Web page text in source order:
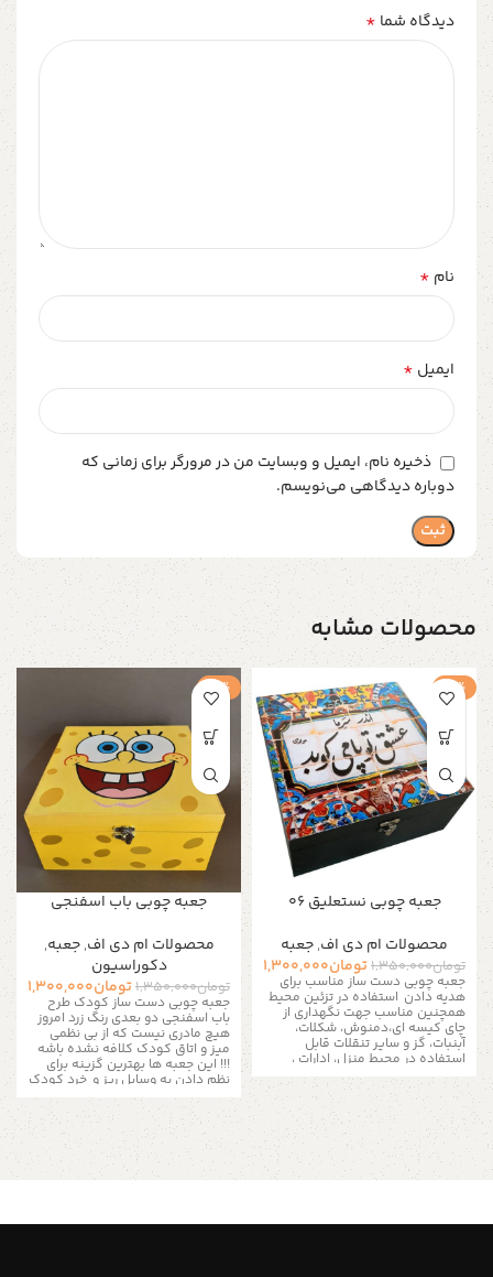
دیدگاه شما *
نام *
ایمیل *
ذخیره نام، ایمیل و وبسایت من در مرورگر برای زمانی که
دوباره دیدگاهی می‌نویسم.
محصولات مشابه
-4%
جعبه چوبی نستعلیق 06
محصولات ام دی اف,جعبه
تومان1,350,000تومان1,300,000
جعبه چوبی دست ساز مناسب برای
هدیه دادن استفاده در تزئین محیط
همچنین مناسب جهت نگهداری از
چای کیسه ای،دمنوش، شکلات،
آبنبات، گز و سایر تنقلات قابل
استفاده در محیط منزل، ادارات ،
کافی شاپ ها و مناسب برای نظم
دادن به زیور آلات و لوازم ریز است
به دلیل سایز بزرگ تمامی
سینی ها و جعبه ها فقط به
صورت پس کرایه و از طریق
تیپاکس ارسال می شود
های رسمی و کاری نیز بسیار کاربرد
-4%
جعبه چوبی باب اسفنجی
محصولات ام دی اف,جعبه,
دکوراسیون
تومان1,350,000تومان1,300,000
جعبه چوبی دست ساز کودک طرح
باب اسفنجی دو بعدی رنگ زرد امروز
هیچ مادری نیست که از بی نظمی
میز و اتاق کودک کلافه نشده باشه
!!! این جعبه ها بهترین گزینه برای
نظم دادن به وسایل ریز و خرد کودک
شما هست
جعبه های چوبی دست ساز مناسب
برای هدیه دادن و استفاده در تزئین
محیط همچنین مناسب جهت
نگهداری از چای کیسه ای،دمنوش،
شکلات، آبنبات، گز و سایر تنقلات
دادن به زیور آلات و لوازم ریز است